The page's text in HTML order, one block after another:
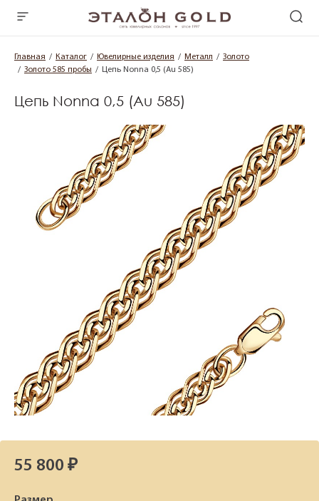
Главная Каталог Ювелирные изделия Металл
Золото
Золото 585 пробы
Цепь Nonna 0,5 (Au 585)
Цепь Nonna 0,5 (Au 585)
55 800 ₽